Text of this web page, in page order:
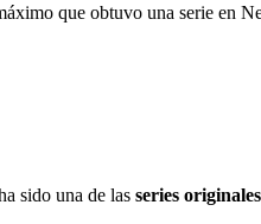
que obtuvo una serie en
sido una de las series originales